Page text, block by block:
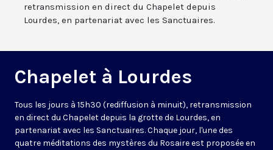
retransmission en direct du Chapelet depuis
Lourdes, en partenariat avec les Sanctuaires.
Chapelet à Lourdes
Tous les jours à 15h30 (rediffusion à minuit), retransmission
en direct du Chapelet depuis la grotte de Lourdes, en
partenariat avec les Sanctuaires. Chaque jour, l'une des
quatre méditations des mystères du Rosaire est proposée en